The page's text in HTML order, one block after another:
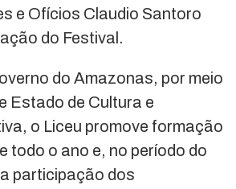
e Ofícios Claudio Santoro
do Festival.
do Amazonas, por meio
Estado de Cultura e
o Liceu promove formação
todo o ano e, no período do
participação dos